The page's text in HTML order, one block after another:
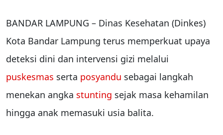
BANDAR LAMPUNG – Dinas Kesehatan (Dinkes)
Kota Bandar Lampung terus memperkuat upaya
deteksi dini dan intervensi gizi melalui
puskesmas serta posyandu sebagai langkah
menekan angka stunting sejak masa kehamilan
hingga anak memasuki usia balita.